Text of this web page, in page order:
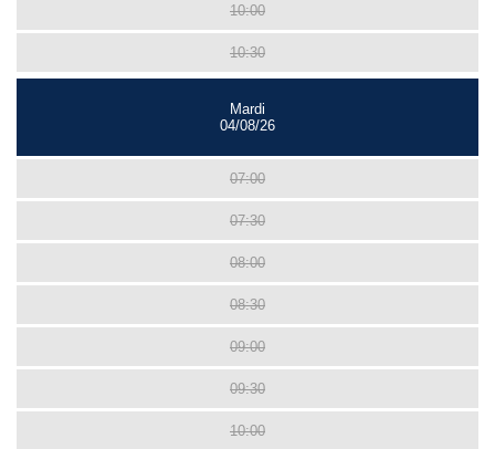
10:00
10:30
Mardi
04/08/26
07:00
07:30
08:00
08:30
09:00
09:30
10:00